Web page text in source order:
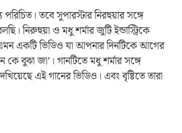
তবে সুপারস্টার নিরহুয়ার সঙ্গে
নিরুহুয়া ও মধু শর্মার জুটি ইন্ডাস্ট্রিকে
একটি ভিডিও যা আপনার দিনটিকে আগের
বুঝা জা’। গানটিতে মধু শর্মার সঙ্গে
এই গানের ভিডিও। এবং বৃষ্টিতে তারা